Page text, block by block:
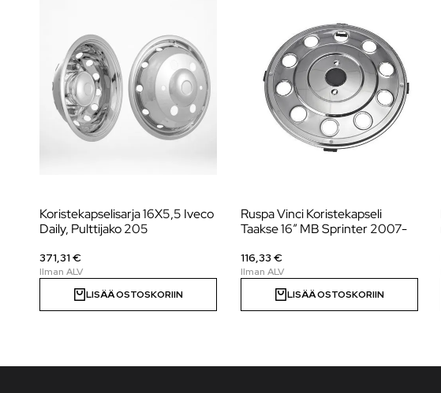
Koristekapselisarja 16X5,5 Iveco
Daily, Pulttijako 205
371,31 €
LISÄÄ OSTOSKORIIN
Ruspa Vinci Koristekapseli
Taakse 16″ MB Sprinter 2007-
116,33 €
LISÄÄ OSTOSKORIIN